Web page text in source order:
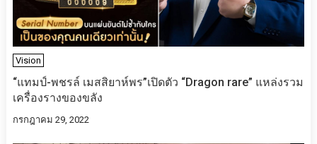
Vision
“แทมป์-พชรล์ เมสสิยาห์พร”เปิดตัว “Dragon rare” แหล่งรวม
เครื่องรางของขลัง
กรกฎาคม 29, 2022